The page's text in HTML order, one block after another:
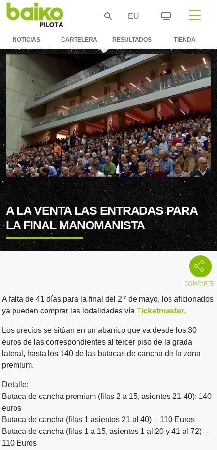
EU
NOTICIAS CARTELERA RESULTADOS TIENDA
A LA VENTA LAS ENTRADAS PARA
LA FINAL MANOMANISTA
A falta de 41 días para la final del 27 de mayo, los aficionados
ya pueden comprar las lodalidades vía Ticketmaster.
Los precios se sitúan en un abanico que va desde los 30
euros de las correspondientes al tercer piso de la grada
lateral, hasta los 140 de las butacas de cancha de la zona
premium.
Detalle:
Butaca de cancha premium (filas 2 a 15, asientos 21-40): 140
euros
Butaca de cancha (filas 1 asientos 21 al 40) – 110 Euros
Butaca de cancha (filas 1 a 15, asientos 1 al 20 y 41 al 72) –
110 Euros